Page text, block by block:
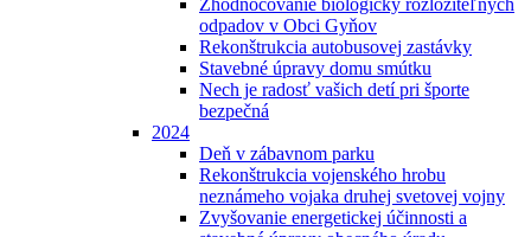
Zhodnocovanie biologicky rozložiteľných
odpadov v Obci Gyňov
Rekonštrukcia autobusovej zastávky
Stavebné úpravy domu smútku
Nech je radosť vašich detí pri športe
bezpečná
2024
Deň v zábavnom parku
Rekonštrukcia vojenského hrobu
neznámeho vojaka druhej svetovej vojny
Zvyšovanie energetickej účinnosti a